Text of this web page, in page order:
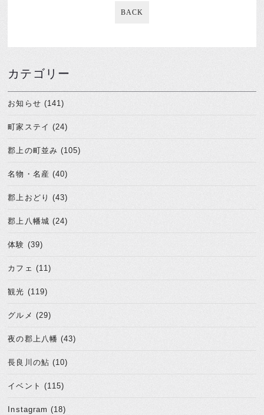
BACK
カテゴリー
お知らせ (141)
町家ステイ (24)
郡上の町並み (105)
名物・名産 (40)
郡上おどり (43)
郡上八幡城 (24)
体験 (39)
カフェ (11)
観光 (119)
グルメ (29)
夜の郡上八幡 (43)
長良川の鮎 (10)
イベント (115)
Instagram (18)